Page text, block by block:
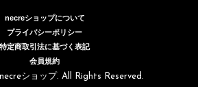
necreショップについて
プライバシーポリシー
特定商取引法に基づく表記
会員規約
ショップ. All Rights Reserved.